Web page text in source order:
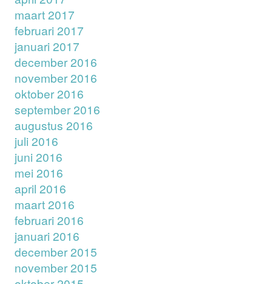
maart 2017
februari 2017
januari 2017
december 2016
november 2016
oktober 2016
september 2016
augustus 2016
juli 2016
juni 2016
mei 2016
april 2016
maart 2016
februari 2016
januari 2016
december 2015
november 2015